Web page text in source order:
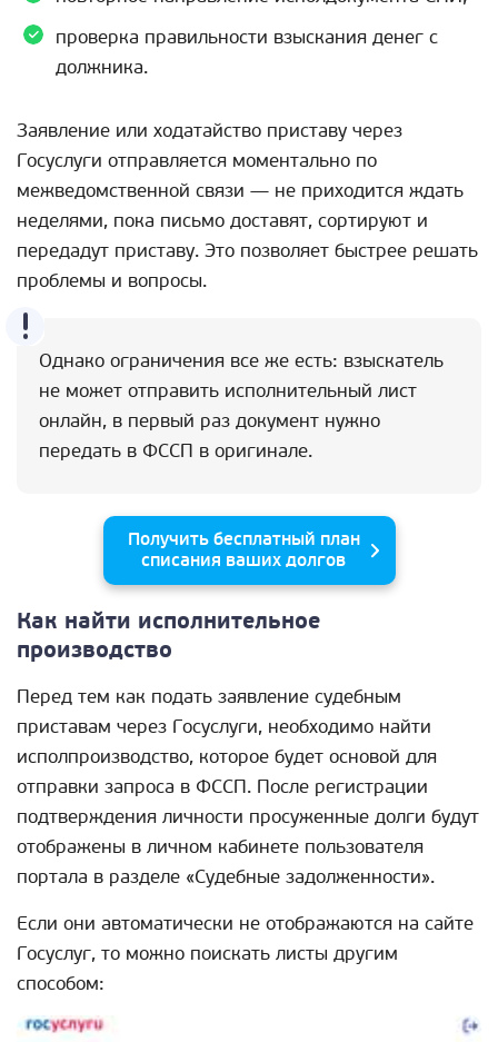
проверка правильности взыскания денег с
должника.
Заявление или ходатайство приставу через
Госуслуги отправляется моментально по
межведомственной связи — не приходится ждать
неделями, пока письмо доставят, сортируют и
передадут приставу. Это позволяет быстрее решать
проблемы и вопросы.
Однако ограничения все же есть: взыскатель
не может отправить исполнительный лист
онлайн, в первый раз документ нужно
передать в ФССП в оригинале.
Получить бесплатный план
списания ваших долгов
Как найти исполнительное
производство
Перед тем как подать заявление судебным
приставам через Госуслуги, необходимо найти
исполпроизводство, которое будет основой для
отправки запроса в ФССП. После регистрации
подтверждения личности просуженные долги будут
отображены в личном кабинете пользователя
портала в разделе «Судебные задолженности».
Если они автоматически не отображаются на сайте
Госуслуг, то можно поискать листы другим
способом: